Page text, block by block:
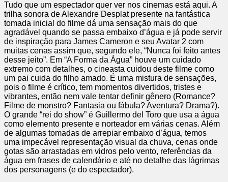
Tudo que um espectador quer ver nos cinemas está aqui. A
trilha sonora de Alexandre Desplat presente na fantástica
tomada inicial do filme dá uma sensação mais do que
agradável quando se passa embaixo d’água e já pode servir
de inspiração para James Cameron e seu Avatar 2 com
muitas cenas assim que, segundo ele, “Nunca foi feito antes
desse jeito”. Em “A Forma da Água” houve um cuidado
extremo com detalhes, o cineasta cuidou deste filme como
um pai cuida do filho amado. É uma mistura de sensações,
pois o filme é crítico, tem momentos divertidos, tristes e
vibrantes, então nem vale tentar definir gênero (Romance?
Filme de monstro? Fantasia ou fábula? Aventura? Drama?).
O grande “rei do show” é Guillermo del Toro que usa a água
como elemento presente e norteador em várias cenas. Além
de algumas tomadas de arrepiar embaixo d’água, temos
uma impecável representação visual da chuva, cenas onde
gotas são arrastadas em vidros pelo vento, referências da
água em frases de calendário e até no detalhe das lágrimas
dos personagens (e do espectador).